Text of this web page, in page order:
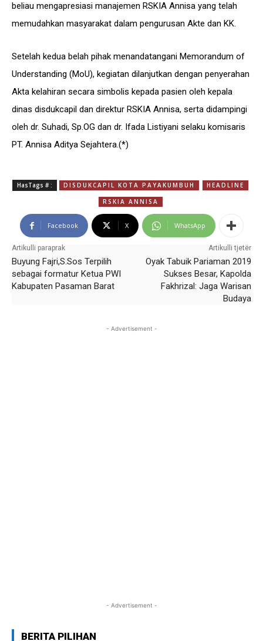
beliau mengapresiasi manajemen RSKIA Annisa yang telah
memudahkan masyarakat dalam pengurusan Akte dan KK.
Setelah kedua belah pihak menandatangani Memorandum of
Understanding (MoU), kegiatan dilanjutkan dengan penyerahan
Akta kelahiran secara simbolis kepada pasien oleh kepala
dinas disdukcapil dan direktur RSKIA Annisa, serta didampingi
oleh dr. Suhadi, Sp.OG dan dr. Ifada Listiyani selaku komisaris
PT. Annisa Aditya Sejahtera.(*)
HasTags # : DISDUKCAPIL KOTA PAYAKUMBUH
HEADLINE
RSKIA ANNISA
Facebook X WhatsApp
Artikulli paraprak
Buyung Fajri,S.Sos Terpilih
sebagai formatur Ketua PWI
Kabupaten Pasaman Barat
Artikulli tjetër
Oyak Tabuik Pariaman 2019
Sukses Besar, Kapolda
Fakhrizal: Jaga Warisan
Budaya
- Advertisement -
- Advertisement -
BERITA PILIHAN